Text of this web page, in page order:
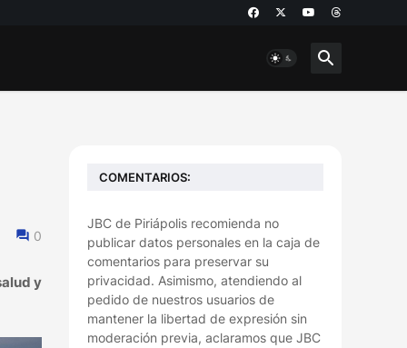
0
y
COMENTARIOS:
JBC de Piriápolis recomienda no
publicar datos personales en la caja de
comentarios para preservar su
privacidad. Asimismo, atendiendo al
pedido de nuestros usuarios de
mantener la libertad de expresión sin
moderación previa, aclaramos que JBC